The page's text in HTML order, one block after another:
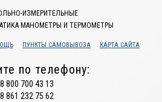
ИЗМЕРИТЕЛЬНЫЕ
МАНОМЕТРЫ И ТЕРМОМЕТРЫ
ПУНКТЫ САМОВЫВОЗА КАРТА САЙТА
по телефону:
8 800 700 43 13
8 861 232 75 62